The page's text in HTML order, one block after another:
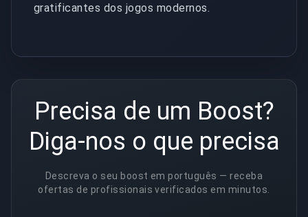
gratificantes dos jogos modernos.
Precisa de um Boost?
Diga-nos o que precisa
Descreva o seu boost em português — receba
ofertas de profissionais verificados em minutos.